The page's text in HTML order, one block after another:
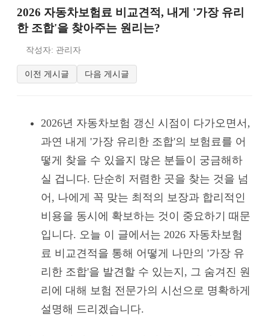
2026 자동차보험료 비교견적, 내게 '가장 유리
한 조합'을 찾아주는 원리는?
작성자: 관리자
이전 게시글 다음 게시글
2026년 자동차보험 갱신 시점이 다가오면서,
과연 내게 '가장 유리한 조합'의 보험료를 어
떻게 찾을 수 있을지 많은 분들이 궁금해하
실 겁니다. 단순히 저렴한 곳을 찾는 것을 넘
어, 나에게 꼭 맞는 최적의 보장과 합리적인
비용을 동시에 확보하는 것이 중요하기 때문
입니다. 오늘 이 글에서는 2026 자동차보험
료 비교견적을 통해 어떻게 나만의 '가장 유
리한 조합'을 발견할 수 있는지, 그 숨겨진 원
리에 대해 보험 전문가의 시선으로 명확하게
설명해 드리겠습니다.